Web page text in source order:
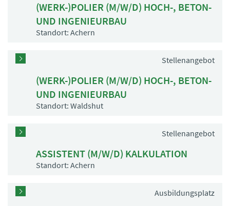
(WERK-)POLIER (M/W/D) HOCH-, BETON-
UND INGENIEURBAU
Standort: Achern
Stellenangebot
(WERK-)POLIER (M/W/D) HOCH-, BETON-
UND INGENIEURBAU
Standort: Waldshut
Stellenangebot
ASSISTENT (M/W/D) KALKULATION
Standort: Achern
Ausbildungsplatz